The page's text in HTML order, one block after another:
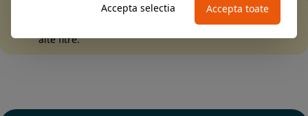
Filtrarea nu a returnat niciun rezultat
Incearca sa folosesti o cautarea mai generala sau alege
alte fitre.
Accepta selectia Accepta toate